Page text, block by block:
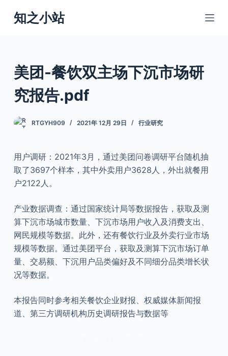
跳
过
知之小站
美团-餐饮双主场下沉市场研
究报告.pdf
RTGYH909 2021年 12月 29日 行业研究
用户调研：2021年3月，通过美团问卷调研平台随机抽
取了3697个样本，其中外卖用户3628人，外出就餐用
户2122人。
产业数据调查：通过国家统计局等数据报告，获取及测
算下沉市场城市数量、下沉市场用户收入及消费支出、
网民规模等数据。此外，还有餐饮行业及外卖行业市场
规模等数据。通过美团平台，获取及测算下沉市场订单
量、交易额、下沉用户品类偏好及不同细分品类增长状
况等数据。
本报告同时参考相关餐饮企业财报、权威媒体新闻报
道、第三方调研机构历史调研报告与数据等